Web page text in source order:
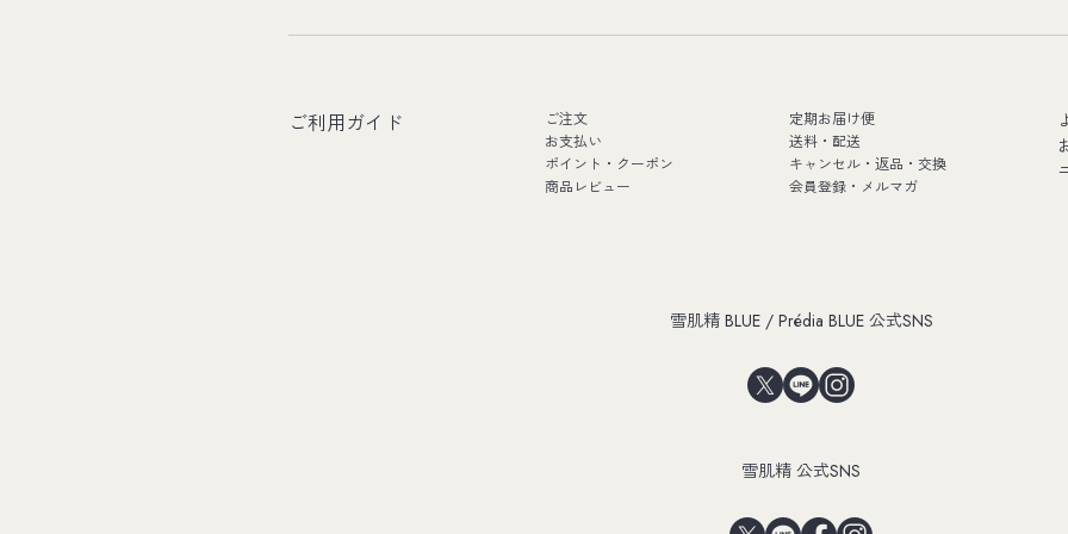
ご利用ガイド ご注文
定期お届け便
お支払い
送料・配送
ポイント・クーポン
キャンセル・返品・交換
商品レビュー
会員登録・メルマガ
雪肌精 BLUE / Prédia BLUE 公式SNS
雪肌精 公式SNS